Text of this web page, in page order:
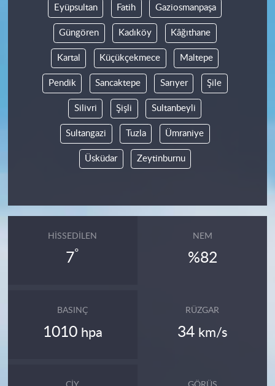
Eyüpsultan Fatih Gaziosmanpaşa
Güngören Kadıköy Kâğıthane
Kartal Küçükçekmece Maltepe
Pendik Sancaktepe Sarıyer Şile
Silivri Şişli Sultanbeyli
Sultangazi Tuzla Ümraniye
Üsküdar Zeytinburnu
HISSEDILEN
7°
NEM
%82
BASINÇ
1010 hpa
RÜZGAR
34 km/s